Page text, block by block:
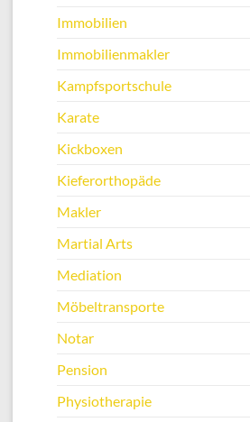
Immobilien
Immobilienmakler
Kampfsportschule
Karate
Kickboxen
Kieferorthopäde
Makler
Martial Arts
Mediation
Möbeltransporte
Notar
Pension
Physiotherapie